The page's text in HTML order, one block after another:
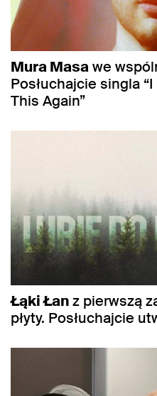
Mura Masawe
Posłuchajcie singla
This Again”
Łąki Łanz pierwszą
płyty. Posłuchajcie